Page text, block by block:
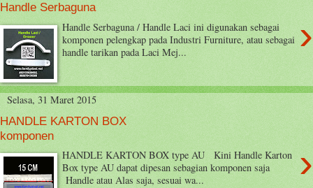
Handle Serbaguna
›
Handle Serbaguna / Handle Laci ini digunakan sebagai
komponen pelengkap pada Industri Furniture, atau sebagai
handle tarikan pada Laci Mej...
Selasa, 31 Maret 2015
HANDLE KARTON BOX
komponen
›
HANDLE KARTON BOX type AU Kini Handle Karton
Box type AU dapat dipesan sebagian komponen saja
Handle atau Alas saja, sesuai wa...